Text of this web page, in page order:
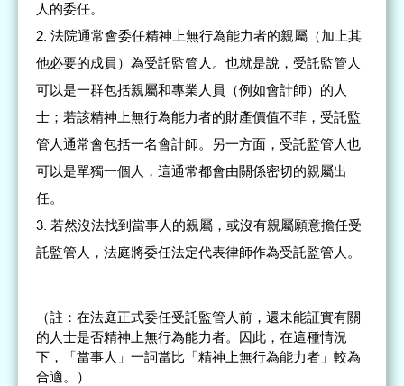
人的委任。
法院通常會委任精神上無行為能力者的親屬（加上其
他必要的成員）為受託監管人。也就是說，受託監管人
可以是一群包括親屬和專業人員（例如會計師）的人
士；若該精神上無行為能力者的財產價值不菲，受託監
管人通常會包括一名會計師。另一方面，受託監管人也
可以是單獨一個人，這通常都會由關係密切的親屬出
任。
若然沒法找到當事人的親屬，或沒有親屬願意擔任受
託監管人，法庭將委任法定代表律師作為受託監管人。
（註：在法庭正式委任受託監管人前，還未能証實有關
的人士是否精神上無行為能力者。因此，在這種情況
下，「當事人」一詞當比「精神上無行為能力者」較為
合適。）